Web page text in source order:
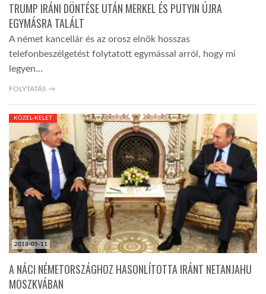
TRUMP IRÁNI DÖNTÉSE UTÁN MERKEL ÉS PUTYIN ÚJRA
EGYMÁSRA TALÁLT
A német kancellár és az orosz elnök hosszas
telefonbeszélgetést folytatott egymással arról, hogy mi
legyen…
FOLYTATÁS →
2018-05-11
KÖZEL-KELET
A NÁCI NÉMETORSZÁGHOZ HASONLÍTOTTA IRÁNT NETANJAHU
MOSZKVÁBAN